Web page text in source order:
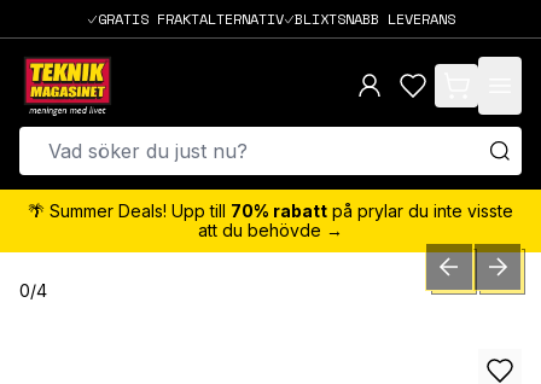
GRATIS FRAKTALTERNATIV BLIXTSNABB LEVERANS
items in cart,
🌴 Summer Deals! Upp till 70% rabatt på prylar du inte visste
att du behövde →
0/4 PREVIOUSNEXT